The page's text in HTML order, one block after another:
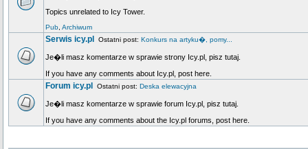
Topics unrelated to Icy Tower.
Pub Archiwum
Serwis icy.pl Ostatni post: Konkurs na artyku�, pomy...
Je�li masz komentarze w sprawie strony Icy.pl, pisz tutaj.
If you have any comments about Icy.pl, post here.
Forum icy.pl Ostatni post: Deska elewacyjna
Je�li masz komentarze w sprawie forum Icy.pl, pisz tutaj.
If you have any comments about the Icy.pl forums, post here.